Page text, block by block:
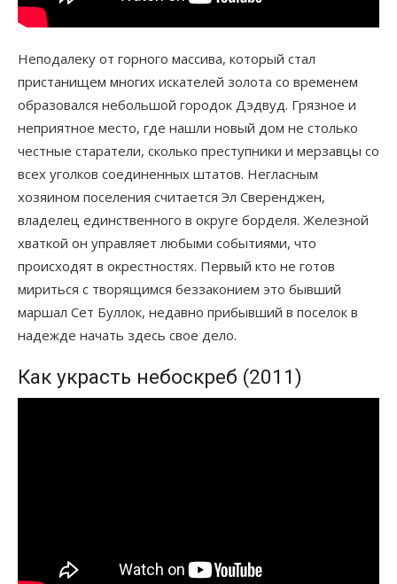
Неподалеку от горного массива, который стал
пристанищем многих искателей золота со временем
образовался небольшой городок Дэдвуд. Грязное и
неприятное место, где нашли новый дом не столько
честные старатели, сколько преступники и мерзавцы со
всех уголков соединенных штатов. Негласным
хозяином поселения считается Эл Сверенджен,
владелец единственного в округе борделя. Железной
хваткой он управляет любыми событиями, что
происходят в окрестностях. Первый кто не готов
мириться с творящимся беззаконием это бывший
маршал Сет Буллок, недавно прибывший в поселок в
надежде начать здесь свое дело.
Как украсть небоскреб (2011)